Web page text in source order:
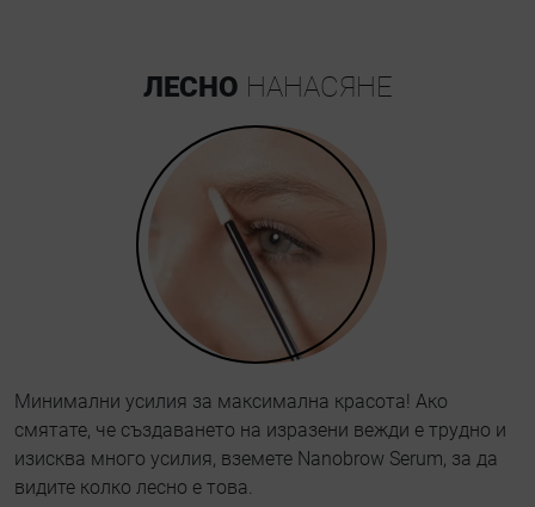
ЛЕСНО НАНАСЯНЕ
Минимални усилия за максимална красота! Ако
смятате, че създаването на изразени вежди е трудно и
изисква много усилия, вземете Nanobrow Serum, за да
видите колко лесно е това.